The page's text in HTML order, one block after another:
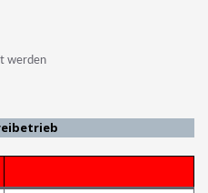
werden